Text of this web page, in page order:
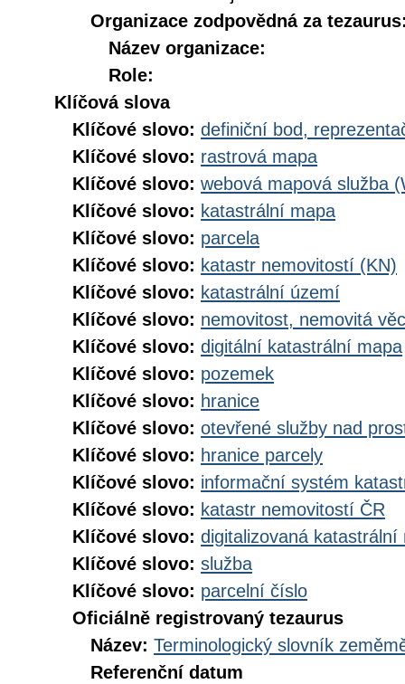
Organizace zodpovědná za
Název organizace:
Role:
Klíčová slova
Klíčové slovo: definiční bod,
Klíčové slovo: rastrová mapa
Klíčové slovo: webová mapová služba
Klíčové slovo: katastrální mapa
Klíčové slovo: parcela
Klíčové slovo: katastr nemovitostí (KN)
Klíčové slovo: katastrální území
Klíčové slovo: nemovitost, nemovitá věc
Klíčové slovo: digitální katastrální mapa
Klíčové slovo: pozemek
Klíčové slovo: hranice
Klíčové slovo: otevřené služby nad
Klíčové slovo: hranice parcely
Klíčové slovo: informační systém
Klíčové slovo: katastr nemovitostí ČR
Klíčové slovo: digitalizovaná katastrální
Klíčové slovo: služba
Klíčové slovo: parcelní číslo
Oficiálně registrovaný tezaurus
Název: Terminologický slovník
Referenční datum